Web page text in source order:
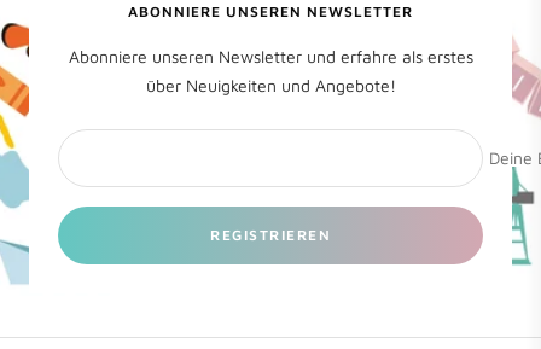
ABONNIERE UNSEREN NEWSLETTER
Abonniere unseren Newsletter und erfahre als erstes
über Neuigkeiten und Angebote!
Deine
REGISTRIEREN